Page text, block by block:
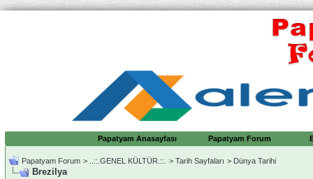
Papatyam Anasayfası Papatyam Forum
Papatyam Forum > ..::.GENEL KÜLTÜR.::. > Tarih Sayfaları > Dünya Tarihi
Brezilya